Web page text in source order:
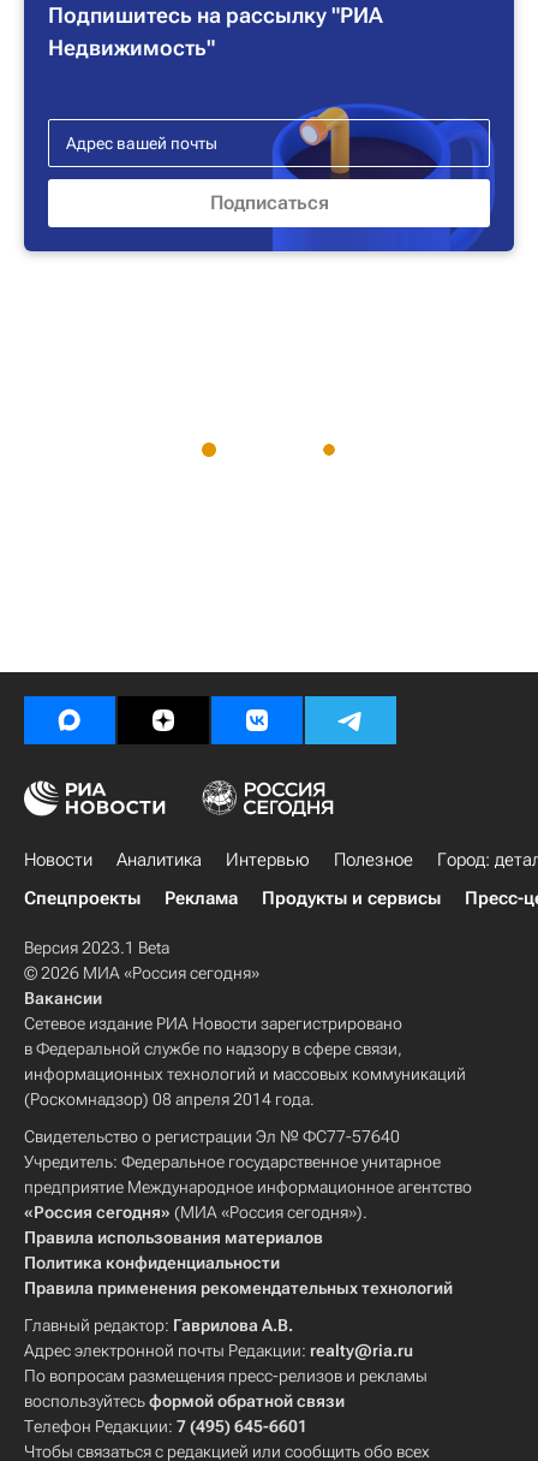
Подпишитесь на рассылку "РИА
Недвижимость"
Новости Аналитика Интервью Полезное
Город:
Спецпроекты
Реклама Продукты и сервисы Пресс-
Версия 2023.1 Beta
© 2026 МИА «Россия сегодня»
Вакансии
Сетевое издание РИА Новости зарегистрировано
в Федеральной службе по надзору в сфере связи,
информационных технологий и массовых коммуникаций
(Роскомнадзор) 08 апреля 2014 года.
Свидетельство о регистрации Эл № ФС77-57640
Учредитель: Федеральное государственное унитарное
предприятие Международное информационное агентство
«Россия сегодня» (МИА «Россия сегодня»).
Правила использования материалов
Политика конфиденциальности
Правила применения рекомендательных технологий
Главный редактор: Гаврилова А.В.
Адрес электронной почты Редакции: realty@ria.ru
По вопросам размещения пресс-релизов и рекламы
воспользуйтесьформой обратной связи
Телефон Редакции: 7 (495) 645-6601
Чтобы связаться с редакцией или сообщить обо всех